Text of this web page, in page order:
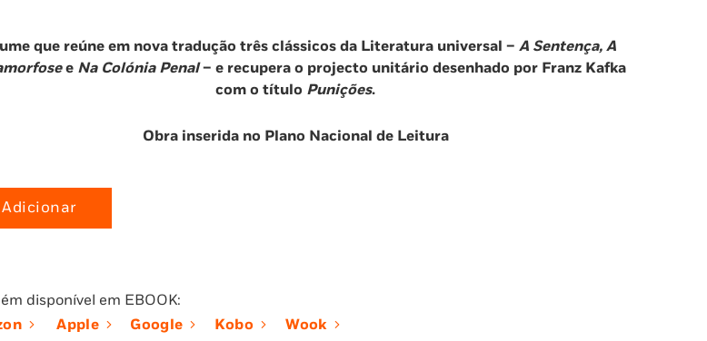
que reúne em nova tradução três clássicos da Literatura universal – A Sentença, A
eNa Colónia Penal– e recupera o projecto unitário desenhado por Franz Kafka
com o título Punições.
Obra inserida no Plano Nacional de Leitura
Adicionar
disponível em EBOOK:
Apple Google Kobo Wook